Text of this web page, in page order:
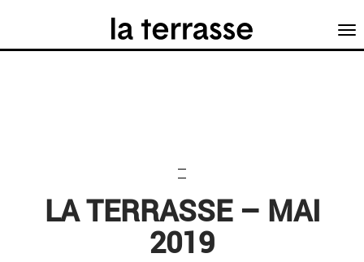
LA TERRASSE – MAI
2019